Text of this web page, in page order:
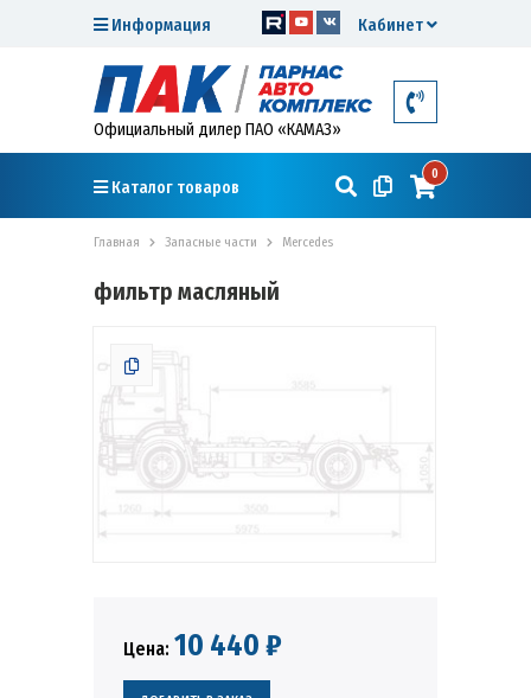
Кабинет
Информация
Официальный дилер ПАО «КАМАЗ»
Каталог товаров
0
Главная Запасные части Mercedes
фильтр масляный
Цена: 10 440 ₽